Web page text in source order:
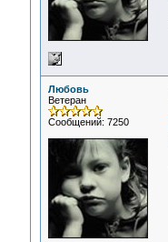
Любовь
Ветеран
Сообщений: 7250